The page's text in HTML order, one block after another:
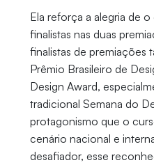
Ela reforça a alegria de
finalistas nas duas
finalistas de premiações
Prêmio Brasileiro de
Design Award,
tradicional Semana do
protagonismo que o
cenário nacional e
desafiador, esse